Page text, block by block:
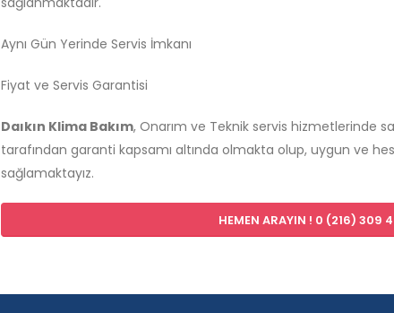
Aynı Gün Yerinde Servis İmkanı
Fiyat ve Servis Garantisi
Daıkın Klima Bakım, Onarım ve Teknik servis hizmetlerinde
tarafından garanti kapsamı altında olmakta olup, uygun ve
sağlamaktayız.
HEMEN ARAYIN ! 0 (216) 309